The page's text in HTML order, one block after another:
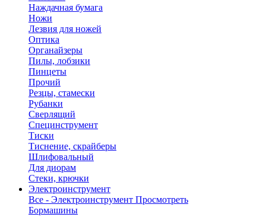
Наждачная бумага
Ножи
Лезвия для ножей
Оптика
Органайзеры
Пилы, лобзики
Пинцеты
Прочий
Резцы, стамески
Рубанки
Сверлящий
Специнструмент
Тиски
Тиснение, скрайберы
Шлифовальный
Для диорам
Стеки, крючки
Электроинструмент
Все - Электроинструмент Просмотреть
Бормашины